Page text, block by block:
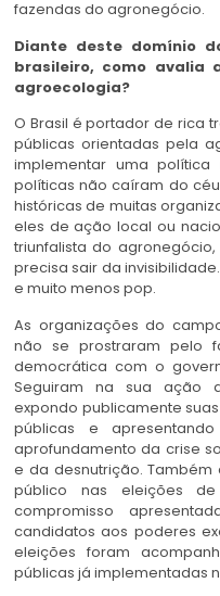
fazendas do agronegócio.
Diante deste domínio
brasileiro, como avalia
agroecologia?
O Brasil é portador de rica
públicas orientadas pela
implementar uma política
políticas não caíram do
históricas de muitas
eles de ação local ou
triunfalista do
precisa sair da
e muito menos pop.
As organizações do
não se prostraram pelo
democrática com o
Seguiram na sua ação
expondo publicamente
públicas e
aprofundamento da crise
e da desnutrição.
público nas eleições
compromisso
candidatos aos poderes
eleições foram
públicas já implementadas